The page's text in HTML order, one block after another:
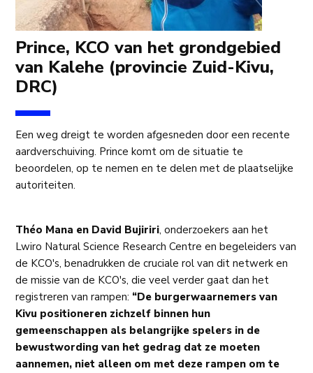
Prince, KCO van het grondgebied
van Kalehe (provincie Zuid-Kivu,
DRC)
Een weg dreigt te worden afgesneden door een recente
aardverschuiving. Prince komt om de situatie te
beoordelen, op te nemen en te delen met de plaatselijke
autoriteiten.
Théo Mana en David Bujiriri, onderzoekers aan het
Lwiro Natural Science Research Centre en begeleiders van
de KCO's, benadrukken de cruciale rol van dit netwerk en
de missie van de KCO's, die veel verder gaat dan het
registreren van rampen: “De burgerwaarnemers van
Kivu positioneren zichzelf binnen hun
gemeenschappen als belangrijke spelers in de
bewustwording van het gedrag dat ze moeten
aannemen, niet alleen om met deze rampen om te